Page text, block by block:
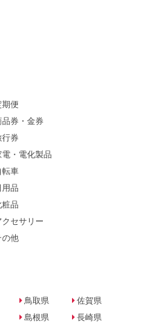
期便
品券・金券
行券
電・電化製品
転車
用品
粧品
クセサリー
の他
鳥取県
島根県
佐賀県
長崎県